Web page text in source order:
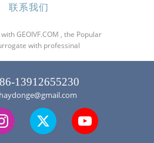
联系我们
GEOIVF.COM , the Popular
with professinal
13912655230